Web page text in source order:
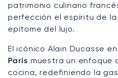
patrimonio culinario
perfección el espíritu de
epítome del lujo.
El icónico Alain Ducasse
París muestra un enfoque
cocina, redefiniendo la